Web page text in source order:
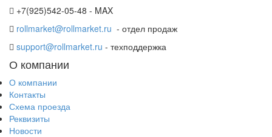
+7(925)542-05-48 - MAX
rollmarket@rollmarket.ru - отдел продаж
support@rollmarket.ru - техподдержка
О компании
О компании
Контакты
Схема проезда
Реквизиты
Новости